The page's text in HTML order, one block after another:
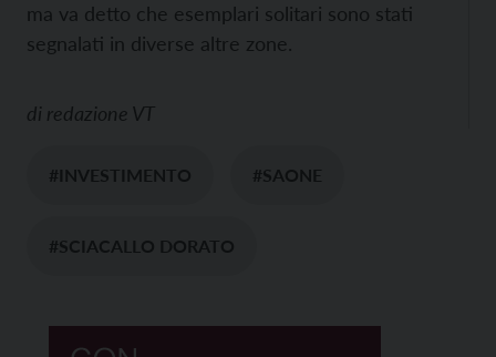
ma va detto che esemplari solitari sono stati
segnalati in diverse altre zone.
di redazione VT
#INVESTIMENTO #SAONE
#SCIACALLO DORATO